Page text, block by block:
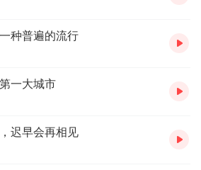
种普遍的流行
一大城市
迟早会再相见